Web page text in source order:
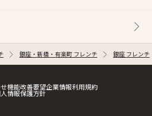
銀座・新橋・有楽町 フレンチ 銀座 フレンチ
機能改善要望企業情報利用規約
情報保護方針